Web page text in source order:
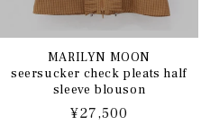
MARILYN MOON
seersucker check pleats half
sleeve blouson
通
¥27,500